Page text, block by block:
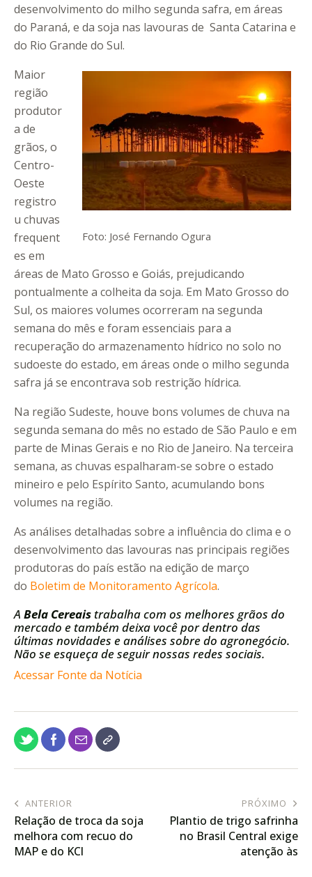
desenvolvimento do milho segunda safra, em áreas
do Paraná, e da soja nas lavouras de Santa Catarina e
do Rio Grande do Sul.
Foto: José Fernando Ogura
Maior
região
produtor
a de
grãos, o
Centro-
Oeste
registro
u chuvas
frequent
es em
áreas de Mato Grosso e Goiás, prejudicando
pontualmente a colheita da soja. Em Mato Grosso do
Sul, os maiores volumes ocorreram na segunda
semana do mês e foram essenciais para a
recuperação do armazenamento hídrico no solo no
sudoeste do estado, em áreas onde o milho segunda
safra já se encontrava sob restrição hídrica.
Na região Sudeste, houve bons volumes de chuva na
segunda semana do mês no estado de São Paulo e em
parte de Minas Gerais e no Rio de Janeiro. Na terceira
semana, as chuvas espalharam-se sobre o estado
mineiro e pelo Espírito Santo, acumulando bons
volumes na região.
As análises detalhadas sobre a influência do clima e o
desenvolvimento das lavouras nas principais regiões
produtoras do país estão na edição de março
do Boletim de Monitoramento Agrícola.
A Bela Cereais trabalha com os melhores grãos do
mercado e também deixa você por dentro das
últimas novidades e análises sobre do agronegócio.
Não se esqueça de seguir nossas redes sociais.
Acessar Fonte da Notícia
ANTERIOR
Relação de troca da soja
melhora com recuo do
MAP e do KCl
PRÓXIMO
Plantio de trigo safrinha
no Brasil Central exige
atenção às